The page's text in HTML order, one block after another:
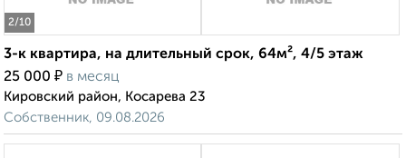
2/10
3-к квартира, на длительный срок, 64м², 4/5 этаж
25 000 ₽ в месяц
Кировский район, Косарева 23
Собственник, 09.08.2026